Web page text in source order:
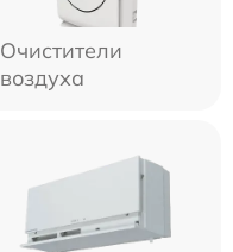
Очистители
воздуха